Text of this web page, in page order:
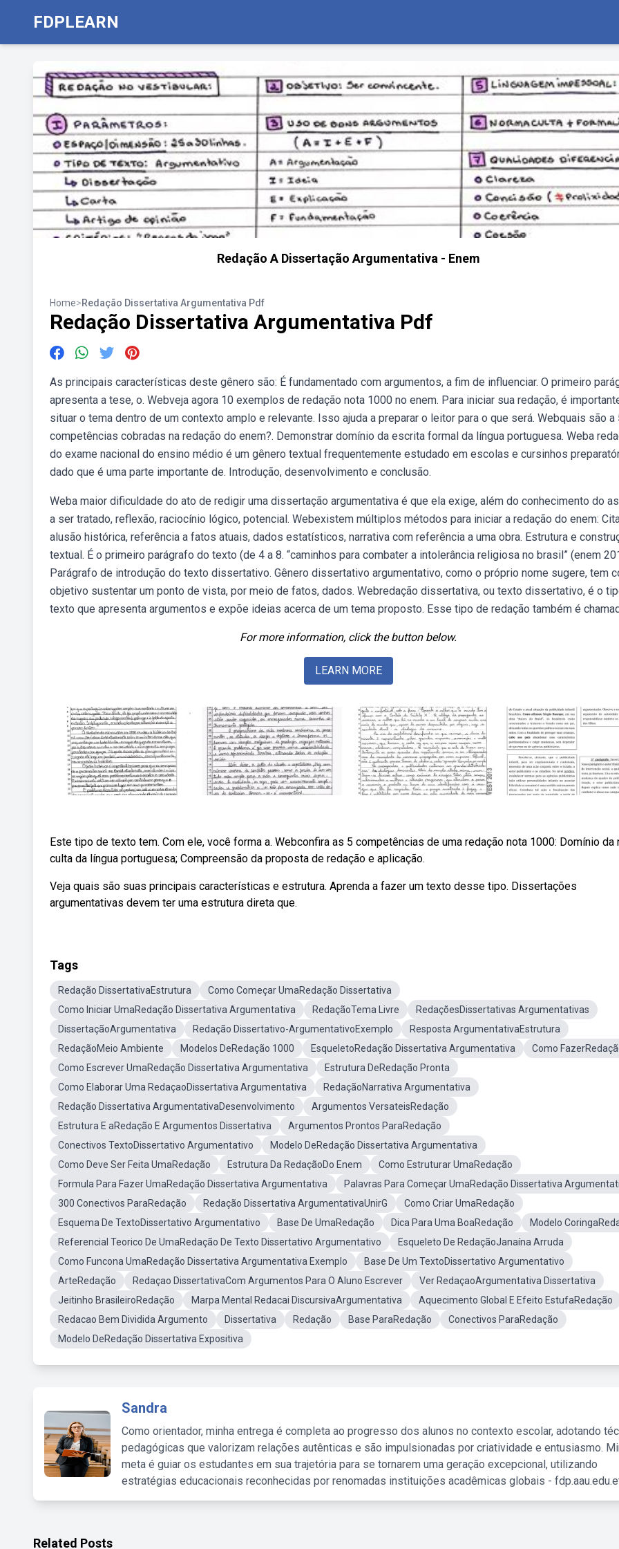
FDPLEARN
Redação A Dissertação Argumentativa - Enem
Home>Redação Dissertativa Argumentativa Pdf
Redação Dissertativa Argumentativa Pdf
As principais características deste gênero são: É fundamentado com argumentos, a fim de influenciar. O primeiro
apresenta a tese, o. Webveja agora 10 exemplos de redação nota 1000 no enem. Para iniciar sua redação, é
situar o tema dentro de um contexto amplo e relevante. Isso ajuda a preparar o leitor para o que será. Webquais são a
competências cobradas na redação do enem?. Demonstrar domínio da escrita formal da língua portuguesa. Weba
do exame nacional do ensino médio é um gênero textual frequentemente estudado em escolas e cursinhos
dado que é uma parte importante de. Introdução, desenvolvimento e conclusão.
Weba maior dificuldade do ato de redigir uma dissertação argumentativa é que ela exige, além do conhecimento do
a ser tratado, reflexão, raciocínio lógico, potencial. Webexistem múltiplos métodos para iniciar a redação do enem:
alusão histórica, referência a fatos atuais, dados estatísticos, narrativa com referência a uma obra. Estrutura e
textual. É o primeiro parágrafo do texto (de 4 a 8. “caminhos para combater a intolerância religiosa no brasil” (enem
Parágrafo de introdução do texto dissertativo. Gênero dissertativo argumentativo, como o próprio nome sugere, tem
objetivo sustentar um ponto de vista, por meio de fatos, dados. Webredação dissertativa, ou texto dissertativo, é o
texto que apresenta argumentos e expõe ideias acerca de um tema proposto. Esse tipo de redação também é
For more information, click the button below.
LEARN MORE
Este tipo de texto tem. Com ele, você forma a. Webconfira as 5 competências de uma redação nota 1000: Domínio da
culta da língua portuguesa; Compreensão da proposta de redação e aplicação.
Veja quais são suas principais características e estrutura. Aprenda a fazer um texto desse tipo. Dissertações
argumentativas devem ter uma estrutura direta que.
Tags
Redação DissertativaEstrutura
Como Começar UmaRedação Dissertativa
Como Iniciar UmaRedação Dissertativa Argumentativa
RedaçãoTema Livre
RedaçõesDissertativas Argumentativas
DissertaçãoArgumentativa
Redação Dissertativo-ArgumentativoExemplo
Resposta ArgumentativaEstrutura
RedaçãoMeio Ambiente
Modelos DeRedação 1000 EsqueletoRedação Dissertativa Argumentativa
Como
Como Escrever UmaRedação Dissertativa Argumentativa
Estrutura DeRedação Pronta
Como Elaborar Uma RedaçaoDissertativa Argumentativa
RedaçãoNarrativa Argumentativa
Redação Dissertativa ArgumentativaDesenvolvimento
Argumentos VersateisRedação
Estrutura E aRedação E Argumentos Dissertativa
Argumentos Prontos ParaRedação
Conectivos TextoDissertativo Argumentativo
Modelo DeRedação Dissertativa Argumentativa
Como Deve Ser Feita UmaRedação
Estrutura Da RedaçãoDo Enem
Como Estruturar UmaRedação
Formula Para Fazer UmaRedação Dissertativa Argumentativa
Palavras Para Começar UmaRedação Dissertativa
300 Conectivos ParaRedação
Redação Dissertativa ArgumentativaUnirG
Como Criar UmaRedação
Esquema De TextoDissertativo Argumentativo
Base De UmaRedação Dica Para Uma BoaRedação
Modelo
Referencial Teorico De UmaRedação De Texto Dissertativo Argumentativo
Esqueleto De RedaçãoJanaína Arruda
Como Funcona UmaRedação Dissertativa Argumentativa Exemplo
Base De Um TextoDissertativo Argumentativo
ArteRedação
Redaçao DissertativaCom Argumentos Para O Aluno Escrever
Ver RedaçaoArgumentativa Dissertativa
Jeitinho BrasileiroRedação
Marpa Mental Redacai DiscursivaArgumentativa
Aquecimento Global E Efeito EstufaRedação
Redacao Bem Dividida Argumento
Dissertativa Redação Base ParaRedação
Conectivos ParaRedação
Modelo DeRedação Dissertativa Expositiva
Sandra
Como orientador, minha entrega é completa ao progresso dos alunos no contexto escolar, adotando
pedagógicas que valorizam relações autênticas e são impulsionadas por criatividade e entusiasmo.
meta é guiar os estudantes em sua trajetória para se tornarem uma geração excepcional, utilizando
estratégias educacionais reconhecidas por renomadas instituições acadêmicas globais -
Related Posts